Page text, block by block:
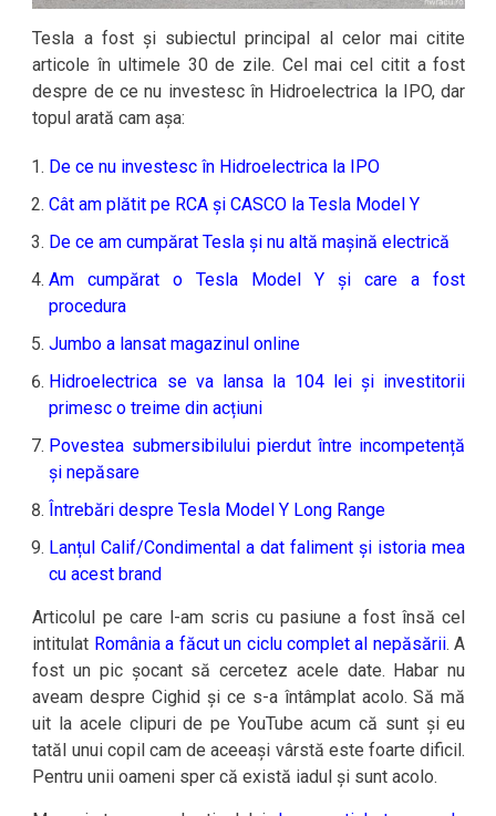
Tesla a fost și subiectul principal al celor mai citite
articole în ultimele 30 de zile. Cel mai cel citit a fost
despre de ce nu investesc în Hidroelectrica la IPO, dar
topul arată cam așa:
De ce nu investesc în Hidroelectrica la IPO
Cât am plătit pe RCA și CASCO la Tesla Model Y
De ce am cumpărat Tesla și nu altă mașină electrică
Am cumpărat o Tesla Model Y și care a fost
procedura
Jumbo a lansat magazinul online
Hidroelectrica se va lansa la 104 lei și investitorii
primesc o treime din acțiuni
Povestea submersibilului pierdut între incompetență
și nepăsare
Întrebări despre Tesla Model Y Long Range
Lanțul Calif/Condimental a dat faliment și istoria mea
cu acest brand
Articolul pe care l-am scris cu pasiune a fost însă cel
intitulat România a făcut un ciclu complet al nepăsării. A
fost un pic șocant să cercetez acele date. Habar nu
aveam despre Cighid și ce s-a întâmplat acolo. Să mă
uit la acele clipuri de pe YouTube acum că sunt și eu
tatăl unui copil cam de aceeași vârstă este foarte dificil.
Pentru unii oameni sper că există iadul și sunt acolo.